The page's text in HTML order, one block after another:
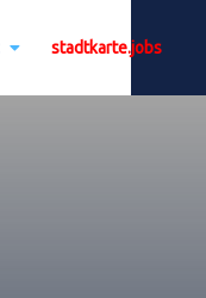
stadtkarte.jobs